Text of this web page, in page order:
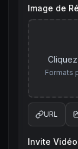
Image de
Formats
URL
Invite Vidéo